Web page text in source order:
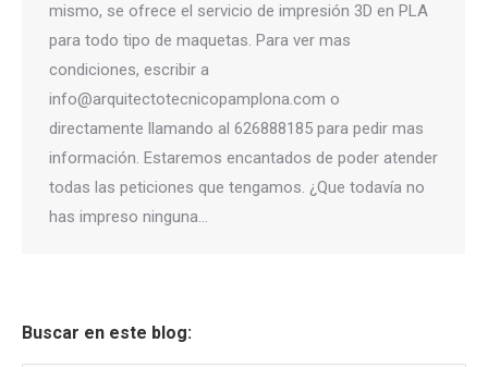
mismo, se ofrece el servicio de impresión 3D en PLA
para todo tipo de maquetas. Para ver mas
condiciones, escribir a
info@arquitectotecnicopamplona.com o
directamente llamando al 626888185 para pedir mas
información. Estaremos encantados de poder atender
todas las peticiones que tengamos. ¿Que todavía no
has impreso ninguna…
Buscar en este blog: